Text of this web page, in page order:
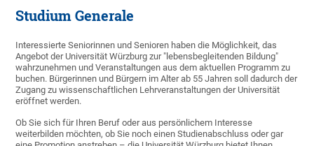
Studium Generale
Interessierte Seniorinnen und Senioren haben die Möglichkeit, das
Angebot der Universität Würzburg zur "lebensbegleitenden Bildung"
wahrzunehmen und Veranstaltungen aus dem aktuellen Programm zu
buchen. Bürgerinnen und Bürgern im Alter ab 55 Jahren soll dadurch der
Zugang zu wissenschaftlichen Lehrveranstaltungen der Universität
eröffnet werden.
Ob Sie sich für Ihren Beruf oder aus persönlichem Interesse
weiterbilden möchten, ob Sie noch einen Studienabschluss oder gar